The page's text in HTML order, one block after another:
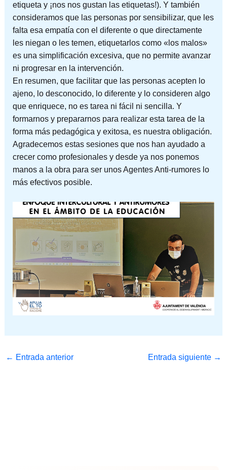
etiqueta y ¡nos nos gustan las etiquetas!). Y también
consideramos que las personas por sensibilizar, que les
falta esa empatía con el diferente o que directamente
les niegan o les temen, etiquetarlos como «los malos»
es una simplificación excesiva, que no permite avanzar
ni progresar en la intervención.
En resumen, que facilitar que las personas acepten lo
ajeno, lo desconocido, lo diferente y lo consideren algo
que enriquece, no es tarea ni fácil ni sencilla. Y
formarnos y prepararnos para realizar esta tarea de la
forma más pedagógica y exitosa, es nuestra obligación.
Agradecemos estas sesiones que nos han ayudado a
crecer como profesionales y desde ya nos ponemos
manos a la obra para ser unos Agentes Anti-rumores lo
más efectivos posible.
← Entrada anterior Entrada siguiente →